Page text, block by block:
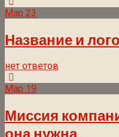
Мар 23
Название и
нет ответов
Мар 19
Миссия
она нужна